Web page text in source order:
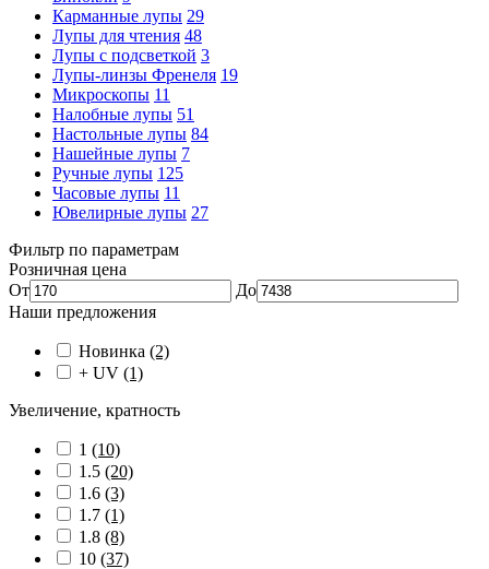
Карманные лупы 29
Лупы для чтения 48
Лупы с подсветкой 3
Лупы-линзы Френеля 19
Микроскопы 11
Налобные лупы 51
Настольные лупы 84
Нашейные лупы 7
Ручные лупы 125
Часовые лупы 11
Ювелирные лупы 27
Фильтр по параметрам
Розничная цена
От
До
Наши предложения
Новинка (2)
+ UV (1)
Увеличение, кратность
1 (10)
1.5 (20)
1.6 (3)
1.7 (1)
1.8 (8)
10 (37)